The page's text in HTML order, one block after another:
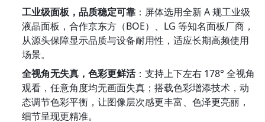
工业级面板，品质稳定可靠 ：屏体选用全新 A 规工业级
液晶面板，合作京东方（BOE）、LG 等知名面板厂商，
从源头保障显示品质与设备耐用性，适应长期高频使用
场景。
全视角无失真，色彩更鲜活：支持上下左右 178° 全视角
观看，任意角度均无画面失真；搭载色彩增添技术，动
态调节色彩平衡，让图像层次感更丰富、色泽更亮丽，
细节呈现更精准。